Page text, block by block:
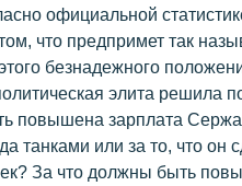
официальной
что предпримет так
безнадежного
элита решила
повышена зарплата
танками или за то, что он
За что должны быть